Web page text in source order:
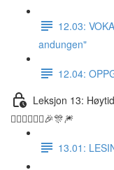
12.03:
andungen"
12.04:
Leksjon 13:
👰🏼‍♀️🤵🏽‍♂️🎉🎊🎆
13.01: